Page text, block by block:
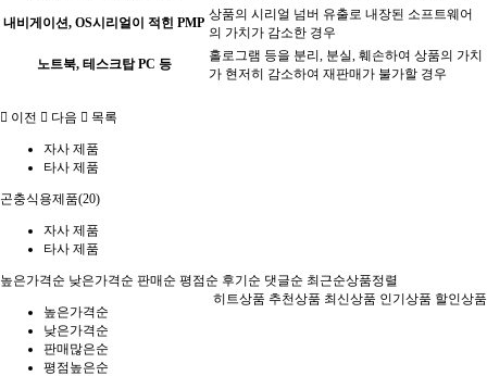
내비게이션, OS시리얼이 적힌 PMP
상품의 시리얼 넘버 유출로 내장된 소프트웨어
의 가치가 감소한 경우
노트북, 테스크탑 PC 등
홀로그램 등을 분리, 분실, 훼손하여 상품의 가치
가 현저히 감소하여 재판매가 불가할 경우
이전 다음 목록
자사 제품
타사 제품
곤충식용제품(20)
자사 제품
타사 제품
높은가격순 낮은가격순 판매순 평점순 후기순 댓글순 최근순
히트상품 추천상품 최신상품 인기상품 할인상품
상품정렬
높은가격순
낮은가격순
판매많은순
평점높은순